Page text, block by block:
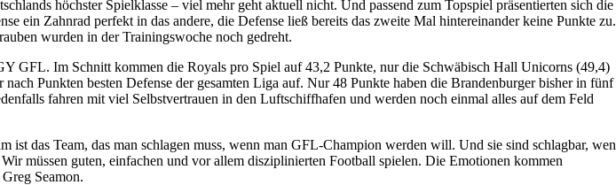
höchster Spielklasse – viel mehr geht aktuell nicht. Und passend zum Topspiel präsentierten sich die
Zahnrad perfekt in das andere, die Defense ließ bereits das zweite Mal hintereinander keine Punkte zu.
wurden in der Trainingswoche noch gedreht.
GFL. Im Schnitt kommen die Royals pro Spiel auf 43,2 Punkte, nur die Schwäbisch Hall Unicorns (49,4)
Punkten besten Defense der gesamten Liga auf. Nur 48 Punkte haben die Brandenburger bisher in fünf
fahren mit viel Selbstvertrauen in den Luftschiffhafen und werden noch einmal alles auf dem Feld
ist das Team, das man schlagen muss, wenn man GFL-Champion werden will. Und sie sind schlagbar,
müssen guten, einfachen und vor allem disziplinierten Football spielen. Die Emotionen kommen
Seamon.